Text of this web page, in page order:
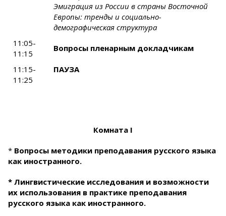
Эмиграция из России в страны Восточной
Европы: тренды и социально-
демографическая структура
11:05-
11:15
Вопросы пленарным докладчикам
11:15-
11:25
ПАУЗА
Комната I
* Вопросы методики преподавания русского языка
как иностранного.
* Лингвистические исследования и возможности
их использования в практике преподавания
русского языка как иностранного.